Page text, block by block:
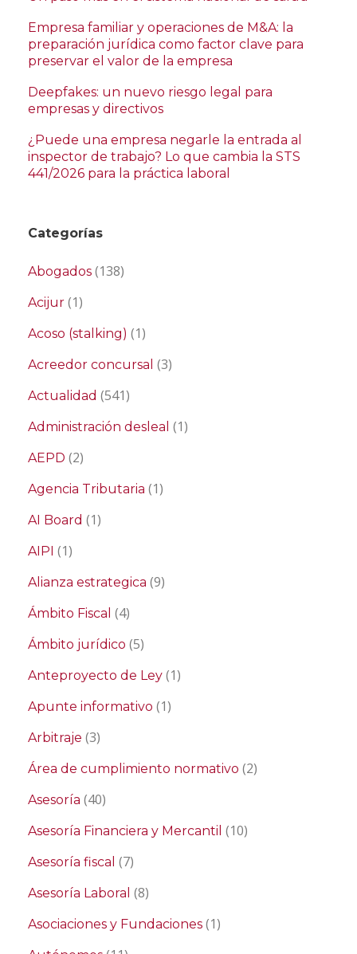
Empresa familiar y operaciones de M&A: la
preparación jurídica como factor clave para
preservar el valor de la empresa
Deepfakes: un nuevo riesgo legal para
empresas y directivos
¿Puede una empresa negarle la entrada al
inspector de trabajo? Lo que cambia la STS
441/2026 para la práctica laboral
Categorías
Abogados (138)
Acijur (1)
Acoso (stalking) (1)
Acreedor concursal (3)
Actualidad (541)
Administración desleal (1)
AEPD (2)
Agencia Tributaria (1)
AI Board (1)
AIPI (1)
Alianza estrategica (9)
Ámbito Fiscal (4)
Ámbito jurídico (5)
Anteproyecto de Ley (1)
Apunte informativo (1)
Arbitraje (3)
Área de cumplimiento normativo (2)
Asesoría (40)
Asesoría Financiera y Mercantil (10)
Asesoría fiscal (7)
Asesoría Laboral (8)
Asociaciones y Fundaciones (1)